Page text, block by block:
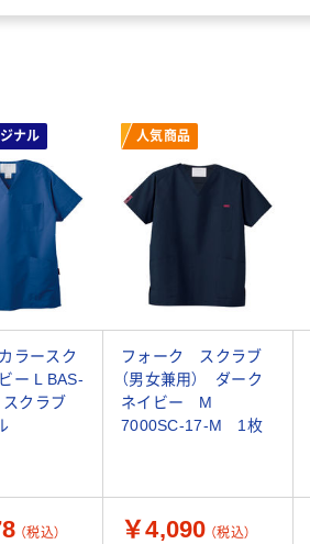
ナル 人気商品
ラースク
ー L BAS-
クラブ
フォーク スクラブ
（男女兼用） ダーク
ネイビー M
7000SC-17-M 1枚
（税込） ￥4,090 （税込）